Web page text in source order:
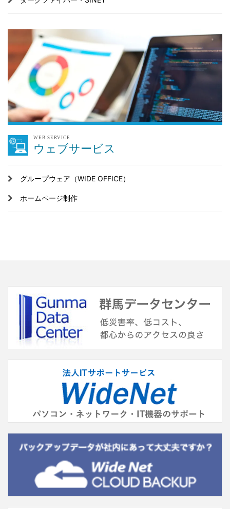
WEB SERVICE
ウェブサービス
グループウェア（WIDE OFFICE）
ホームページ制作